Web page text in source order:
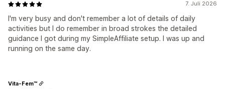
7. Juli 2026
I'm very busy and don't remember a lot of details of daily
activities but I do remember in broad strokes the detailed
guidance I got during my SimpleAffiliate setup. I was up and
running on the same day.
Vita-Fem™